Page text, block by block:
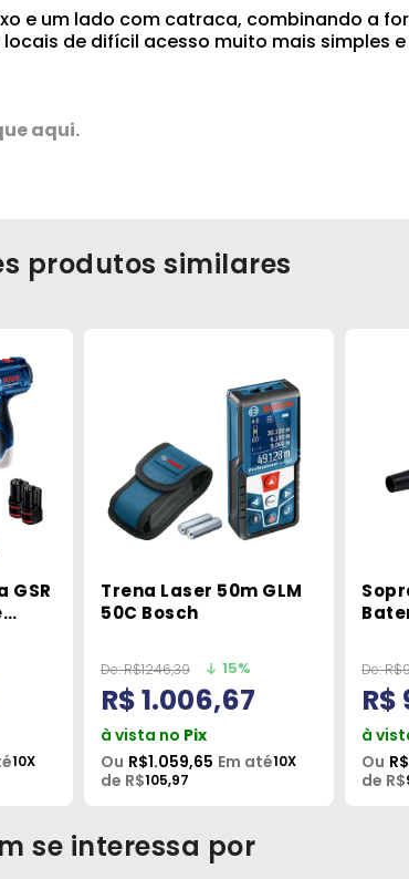
e um lado com catraca, combinando a
de difícil acesso muito mais simples
aqui.
produtos similares
GSR
10X
Trena Laser 50m GLM
50C Bosch
De:R$1246,39 15%
R$ 1.006,67
à vista no Pix
Ou R$1.059,65 Em até10X
de R$105,97
De:
R$
à
Ou
de R$
se interessa por